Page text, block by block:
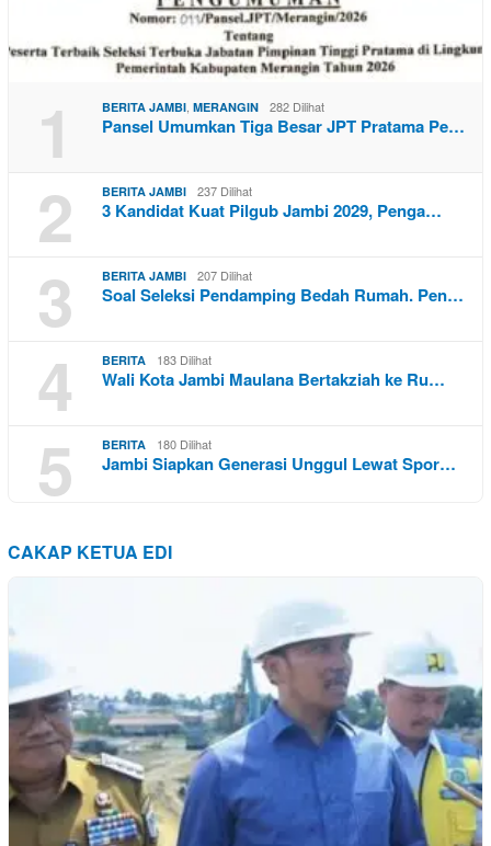
1 BERITA JAMBI MERANGIN 282 Dilihat
Pansel Umumkan Tiga Besar JPT Pratama Pe…
2 BERITA JAMBI 237 Dilihat
3 Kandidat Kuat Pilgub Jambi 2029, Penga…
3 BERITA JAMBI 207 Dilihat
Soal Seleksi Pendamping Bedah Rumah. Pen…
4 BERITA 183 Dilihat
Wali Kota Jambi Maulana Bertakziah ke Ru…
5 BERITA 180 Dilihat
Jambi Siapkan Generasi Unggul Lewat Spor…
CAKAP KETUA EDI